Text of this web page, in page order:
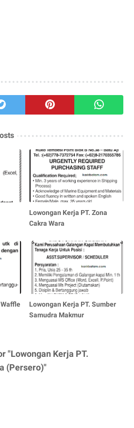
Lowongan Kerja PT. Zona
Cakra Wara
Lowongan Kerja PT. Sumber
Samudra Makmur
"Lowongan Kerja PT.
(Persero)"